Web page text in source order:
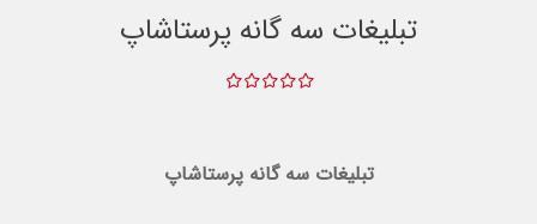
تبلیغات سه گانه پرستاشاپ
تبلیغات سه گانه پرستاشاپ